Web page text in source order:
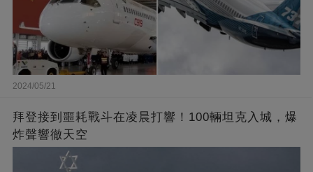
2024/05/21
拜登接到噩耗戰斗在凌晨打響！100輛坦克入城，爆
炸聲響徹天空